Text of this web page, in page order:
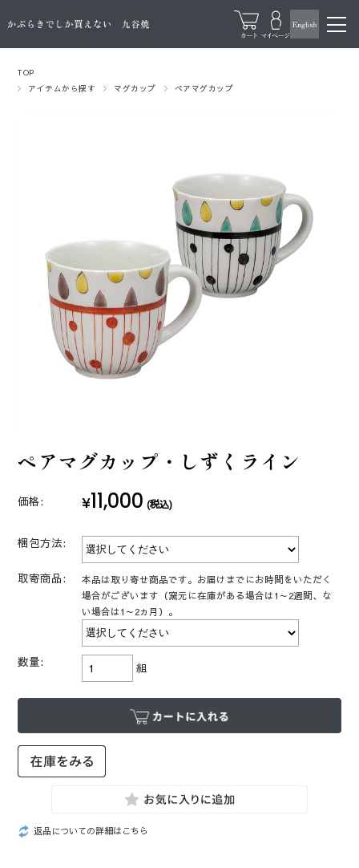
TOP
アイテムから探す
マグカップ ペアマグカップ
ペアマグカップ・しずくライン
価格: ¥11,000 (税込)
梱包方法:
取寄商品:
本品は取り寄せ商品です。お届けまでにお時間をいただく
場合がございます（窯元に在庫がある場合は1～2週間、な
い場合は1～2ヵ月）。
数量: 組
返品についての詳細はこちら